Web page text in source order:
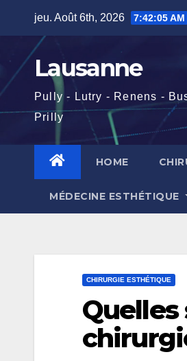
content
jeu. Août 6th, 2026 7:42:06 AM
Lausanne
Pully - Lutry - Renens -
Prilly
HOME
MÉDECINE ESTHÉTIQUE
CHIRURGIE ESTHÉTIQUE